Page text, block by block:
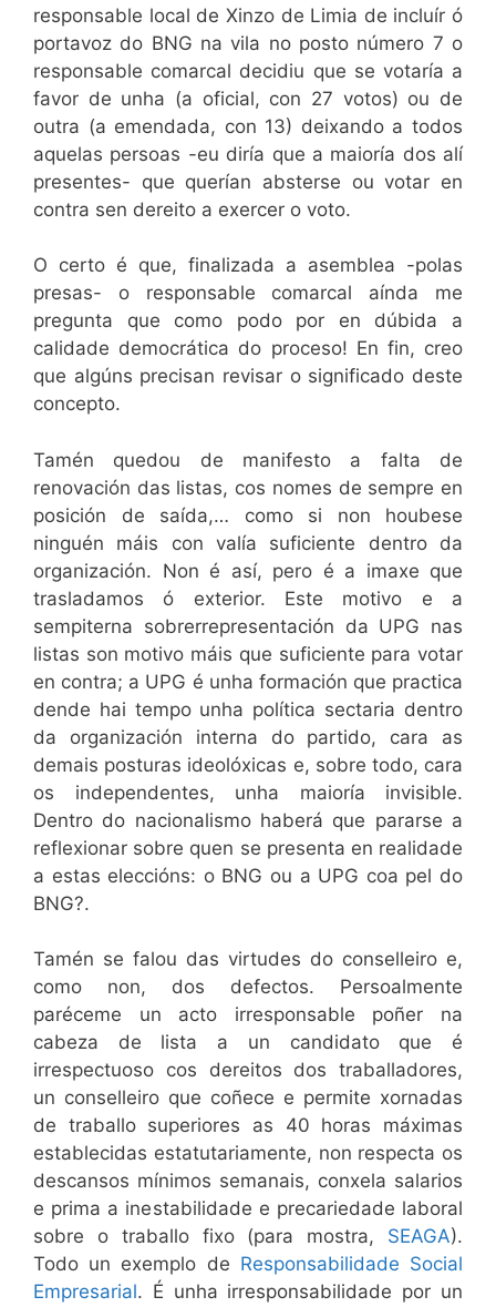
responsable local de Xinzo de Limia de incluír ó
portavoz do BNG na vila no posto número 7 o
responsable comarcal decidiu que se votaría a
favor de unha (a oficial, con 27 votos) ou de
outra (a emendada, con 13) deixando a todos
aquelas persoas -eu diría que a maioría dos alí
presentes- que querían absterse ou votar en
contra sen dereito a exercer o voto.
O certo é que, finalizada a asemblea -polas
presas- o responsable comarcal aínda me
pregunta que como podo por en dúbida a
calidade democrática do proceso! En fin, creo
que algúns precisan revisar o significado deste
concepto.
Tamén quedou de manifesto a falta de
renovación das listas, cos nomes de sempre en
posición de saída,… como si non houbese
ninguén máis con valía suficiente dentro da
organización. Non é así, pero é a imaxe que
trasladamos ó exterior. Este motivo e a
sempiterna sobrerrepresentación da UPG nas
listas son motivo máis que suficiente para votar
en contra; a UPG é unha formación que practica
dende hai tempo unha política sectaria dentro
da organización interna do partido, cara as
demais posturas ideolóxicas e, sobre todo, cara
os independentes, unha maioría invisible.
Dentro do nacionalismo haberá que pararse a
reflexionar sobre quen se presenta en realidade
a estas eleccións: o BNG ou a UPG coa pel do
BNG?.
Tamén se falou das virtudes do conselleiro e,
como non, dos defectos. Persoalmente
paréceme un acto irresponsable poñer na
cabeza de lista a un candidato que é
irrespectuoso cos dereitos dos traballadores,
un conselleiro que coñece e permite xornadas
de traballo superiores as 40 horas máximas
establecidas estatutariamente, non respecta os
descansos mínimos semanais, conxela salarios
e prima a inestabilidade e precariedade laboral
sobre o traballo fixo (para mostra, SEAGA).
Todo un exemplo de Responsabilidade Social
Empresarial. É unha irresponsabilidade por un